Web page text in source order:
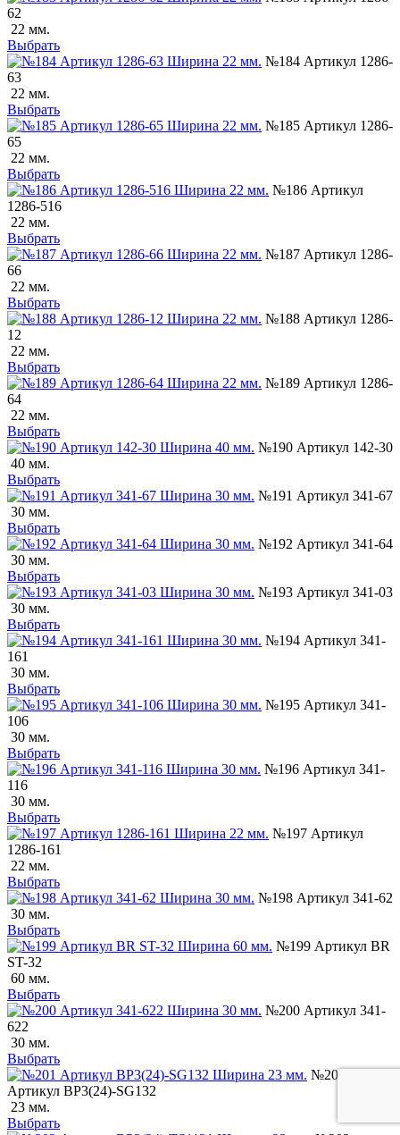
62
22 мм.
Выбрать
№184 Артикул 1286-
63
22 мм.
Выбрать
№185 Артикул 1286-
65
22 мм.
Выбрать
№186 Артикул
1286-516
22 мм.
Выбрать
№187 Артикул 1286-
66
22 мм.
Выбрать
№188 Артикул 1286-
12
22 мм.
Выбрать
№189 Артикул 1286-
64
22 мм.
Выбрать
№190 Артикул 142-30
40 мм.
Выбрать
№191 Артикул 341-67
30 мм.
Выбрать
№192 Артикул 341-64
30 мм.
Выбрать
№193 Артикул 341-03
30 мм.
Выбрать
№194 Артикул 341-
161
30 мм.
Выбрать
№195 Артикул 341-
106
30 мм.
Выбрать
№196 Артикул 341-
116
30 мм.
Выбрать
№197 Артикул
1286-161
22 мм.
Выбрать
№198 Артикул 341-62
30 мм.
Выбрать
№199 Артикул BR
ST-32
60 мм.
Выбрать
№200 Артикул 341-
622
30 мм.
Выбрать
№201
Артикул BP3(24)-SG132
23 мм.
Выбрать